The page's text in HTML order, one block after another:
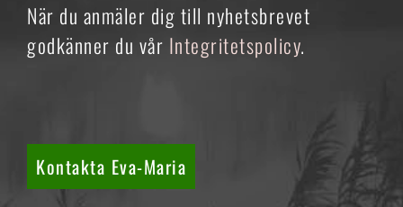
När du anmäler dig till nyhetsbrevet
godkänner du vår Integritetspolicy.
Kontakta Eva-Maria